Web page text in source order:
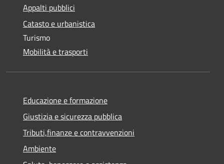
Appalti pubblici
Catasto e urbanistica
Turismo
Mobilità e trasporti
Educazione e formazione
Giustizia e sicurezza pubblica
Tributi,finanze e contravvenzioni
Ambiente